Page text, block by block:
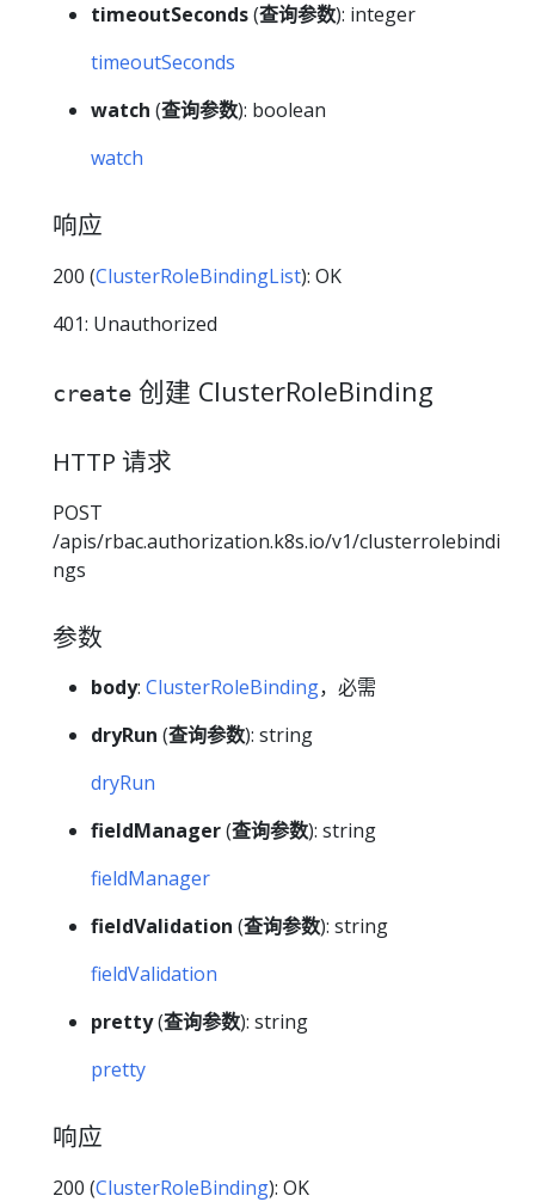
timeoutSeconds(查询参数): integer
timeoutSeconds
watch (查询参数): boolean
watch
响应
200 (ClusterRoleBindingList): OK
401: Unauthorized
create 创建 ClusterRoleBinding
HTTP 请求
POST
/apis/rbac.authorization.k8s.io/v1/clusterrolebindi
ngs
参数
body: ClusterRoleBinding，必需
dryRun (查询参数): string
dryRun
fieldManager(查询参数): string
fieldManager
fieldValidation (查询参数): string
fieldValidation
pretty(查询参数): string
pretty
响应
200 (ClusterRoleBinding): OK